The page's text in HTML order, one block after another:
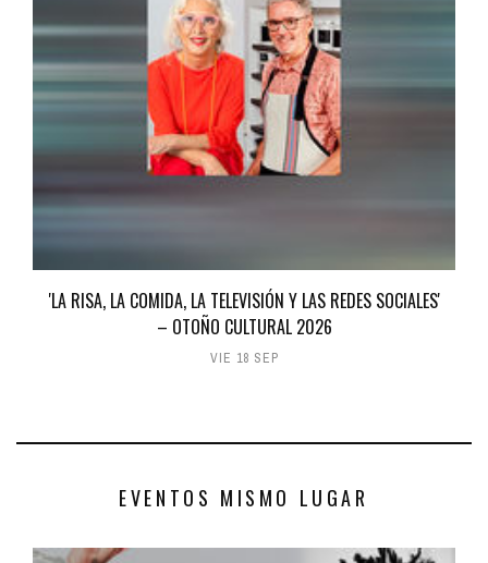
'LA RISA, LA COMIDA, LA TELEVISIÓN Y LAS REDES SOCIALES'
– OTOÑO CULTURAL 2026
VIE 18 SEP
EVENTOS MISMO LUGAR